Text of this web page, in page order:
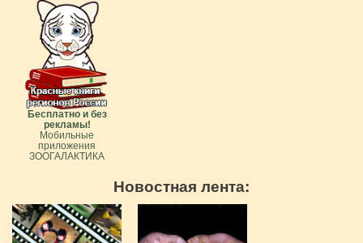
Бесплатно и без
рекламы!
Мобильные
приложения
ЗООГАЛАКТИКА
Новостная лента: